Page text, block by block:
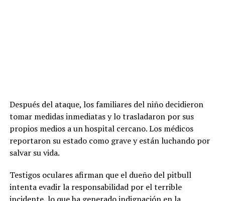
Después del ataque, los familiares del niño decidieron
tomar medidas inmediatas y lo trasladaron por sus
propios medios a un hospital cercano. Los médicos
reportaron su estado como grave y están luchando por
salvar su vida.
Testigos oculares afirman que el dueño del pitbull
intenta evadir la responsabilidad por el terrible